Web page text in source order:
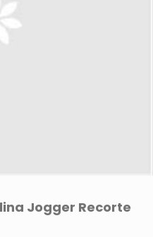
Jogger Recorte